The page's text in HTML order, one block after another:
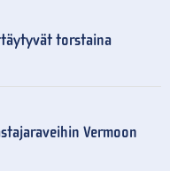
torstaina
Vermoon